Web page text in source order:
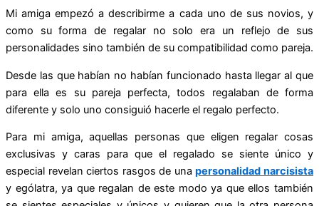
Mi amiga empezó a describirme a cada uno de sus novios, y
como su forma de regalar no solo era un reflejo de sus
personalidades sino también de su compatibilidad como pareja.
Desde las que habían no habían funcionado hasta llegar al que
para ella es su pareja perfecta, todos regalaban de forma
diferente y solo uno consiguió hacerle el regalo perfecto.
Para mi amiga, aquellas personas que eligen regalar cosas
exclusivas y caras para que el regalado se siente único y
especial revelan ciertos rasgos de unapersonalidad narcisista
y ególatra, ya que regalan de este modo ya que ellos también